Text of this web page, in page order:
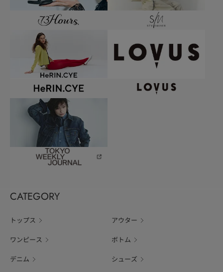
CATEGORY
トップス アウター
ワンピース ボトム
デニム シューズ